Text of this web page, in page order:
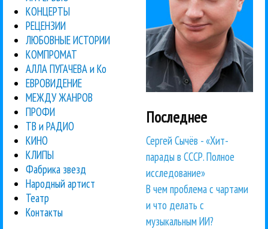
КОНЦЕРТЫ
РЕЦЕНЗИИ
ЛЮБОВНЫЕ ИСТОРИИ
КОМПРОМАТ
АЛЛА ПУГАЧЕВА и Ко
ЕВРОВИДЕНИЕ
МЕЖДУ ЖАНРОВ
ПРОФИ
ТВ и РАДИО
КИНО
КЛИПЫ
Фабрика звезд
Народный артист
Театр
Контакты
Последнее
Сергей Сычёв - «Хит-
парады в СССР. Полное
исследование»
В чем проблема с чартами
и что делать с
музыкальным ИИ?